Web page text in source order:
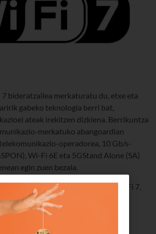
bideratzailea merkaturatu du, etxe eta
gabeko teknologia berri bat,
ateak irekitzen dizkiena. Berrikuntza
merkatuko abangoardian
operadorea, 10 Gb/s-
Wi-Fi 6E eta 5GStand Alone (SA)
egin zuen bezala.
eskainiko du Euskaltelek Wi-Fi 7,
kosturik izango. Lehendik bezero
berrientzat egongo da eskura
eta Max barne hartzen dituen